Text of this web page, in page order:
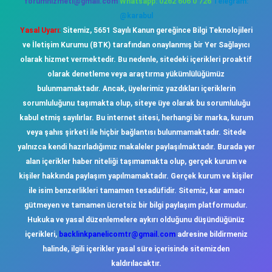
@karabul
Yasal Uyarı:Sitemiz, 5651 Sayılı Kanun gereğince Bilgi Teknolojileri
ve İletişim Kurumu (BTK) tarafından onaylanmış bir Yer Sağlayıcı
olarak hizmet vermektedir. Bu nedenle, sitedeki içerikleri proaktif
olarak denetleme veya araştırma yükümlülüğümüz
bulunmamaktadır. Ancak, üyelerimiz yazdıkları içeriklerin
sorumluluğunu taşımakta olup, siteye üye olarak bu sorumluluğu
kabul etmiş sayılırlar. Bu internet sitesi, herhangi bir marka, kurum
veya şahıs şirketi ile hiçbir bağlantısı bulunmamaktadır. Sitede
yalnızca kendi hazırladığımız makaleler paylaşılmaktadır. Burada yer
alan içerikler haber niteliği taşımamakta olup, gerçek kurum ve
kişiler hakkında paylaşım yapılmamaktadır. Gerçek kurum ve kişiler
ile isim benzerlikleri tamamen tesadüfidir. Sitemiz, kar amacı
gütmeyen ve tamamen ücretsiz bir bilgi paylaşım platformudur.
Hukuka ve yasal düzenlemelere aykırı olduğunu düşündüğünüz
içerikleri, backlinkpanelicomtr@gmail.comadresine bildirmeniz
halinde, ilgili içerikler yasal süre içerisinde sitemizden
kaldırılacaktır.